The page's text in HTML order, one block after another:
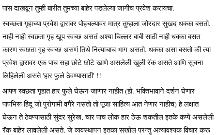
पास दाखवून तुम्ही बारीत तुमच्या बाहेर पडलेल्या जागीच प्रवेश करायचा.
स्वच्छता गृहाच्या प्रवेश द्वारावर पोहचल्यावर मात्र तुम्हाला जोरदार सुखद धक्का बसतो.
नाही नाही स्वछता गृह खूप स्वच्छ असतं अश्या चिल्लर बाबी साठी नाही धक्का बसत
कारण स्वछता गृह स्वच्छ असणं तिथे नित्याचाच भाग असतो. धक्का असा बसतो की त्या
प्रवेश द्वारावर एक पाच सहा छोटे छोटे खाणे असलेली खुली रॅक असते आणि सूचना
लिहिलेली असते 'हार फुले ठेवण्यासाठी' !!
आपण स्वछता गृहात हार फुले घेऊन जाणार नाहीत (हो. भक्तिभावाने दर्शन घेणार
पापभिरू हिंदू जो पुरोगामी वगैरे नसतो तो पूजा साहित्य आत नेणार नाहीच) हे लक्षात
घेऊन ते ठेवण्यासाठी सुंदर सुरेख, चार पाच लोक हार ठेऊ शकतील इतके कप्पे असलेली
रॅक बाहेर लावलेली असते. जे व्यवस्थापन इतका सखोल परन्तु अत्यावश्यक विचार करू